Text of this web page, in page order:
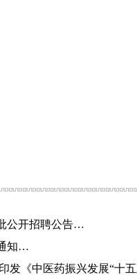
公开招聘公告…
知…
发《中医药振兴发展“十